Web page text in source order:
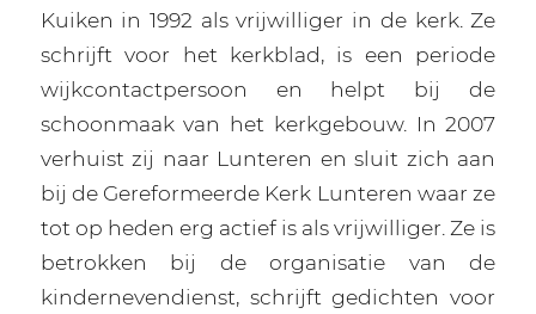
Kuiken in 1992 als vrijwilliger in de kerk. Ze
schrijft voor het kerkblad, is een periode
wijkcontactpersoon en helpt bij de
schoonmaak van het kerkgebouw. In 2007
verhuist zij naar Lunteren en sluit zich aan
bij de Gereformeerde Kerk Lunteren waar ze
tot op heden erg actief is als vrijwilliger. Ze is
betrokken bij de organisatie van de
kindernevendienst, schrijft gedichten voor